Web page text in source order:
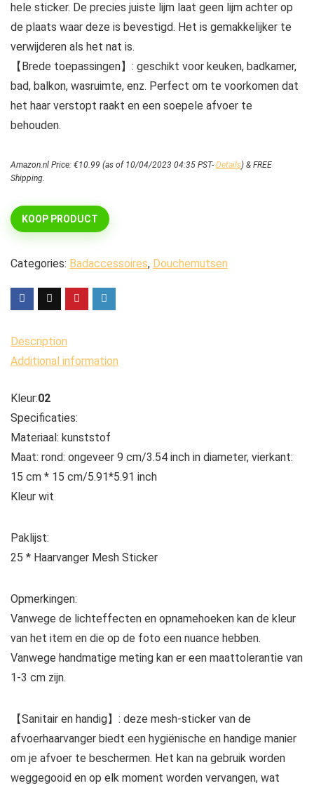
hele sticker. De precies juiste lijm laat geen lijm achter op
de plaats waar deze is bevestigd. Het is gemakkelijker te
verwijderen als het nat is.
【Brede toepassingen】: geschikt voor keuken, badkamer,
bad, balkon, wasruimte, enz. Perfect om te voorkomen dat
het haar verstopt raakt en een soepele afvoer te
behouden.
Amazon.nl Price: €10.99 (as of 10/04/2023 04:35 PST- Details) & FREE
Shipping.
KOOP PRODUCT
Categories: Badaccessoires, Douchemutsen
Description
Additional information
Kleur:02
Specificaties:
Materiaal: kunststof
Maat: rond: ongeveer 9 cm/3.54 inch in diameter, vierkant:
15 cm * 15 cm/5.91*5.91 inch
Kleur wit
Paklijst:
25 * Haarvanger Mesh Sticker
Opmerkingen:
Vanwege de lichteffecten en opnamehoeken kan de kleur
van het item en die op de foto een nuance hebben.
Vanwege handmatige meting kan er een maattolerantie van
1-3 cm zijn.
【Sanitair en handig】: deze mesh-sticker van de
afvoerhaarvanger biedt een hygiënische en handige manier
om je afvoer te beschermen. Het kan na gebruik worden
weggegooid en op elk moment worden vervangen, wat